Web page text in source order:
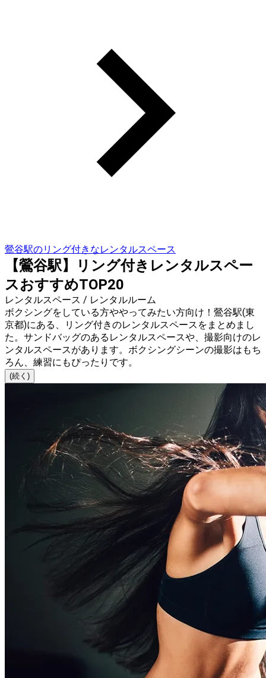
鶯谷駅のリング付きなレンタルスペース
【鶯谷駅】リング付きレンタルスペー
スおすすめTOP20
レンタルスペース / レンタルルーム
ボクシングをしている方ややってみたい方向け！鶯谷駅(東
京都)にある、リング付きのレンタルスペースをまとめまし
た。サンドバッグのあるレンタルスペースや、撮影向けのレ
ンタルスペースがあります。ボクシングシーンの撮影はもち
ろん、練習にもぴったりです。
(続く)